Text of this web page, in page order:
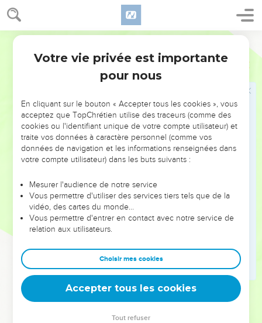
1 Chroniques 8
32 Et Mikloth engendra Siméa. Ils habitèrent aussi vis-à-vis de
leurs frères à Jérusalem, avec leurs frères.
Les descendants de Saül
Et Ner engendra Kis, et Kis engendra Saül, et Saül
Le fils de Jonathan fut Mérib-bahal ; et Mérib-bahal
engendra Mica.
Et les enfants de Mica furent, Pithon, Mélec, Taréah, et
Achaz.
Halemeth, Hasmaveth, et Zimri ; et Zimri engendra Motsa.
Et Motsa engendra Binha, qui eut pour fils Rapha, qui eut
pour fils Elhasa, qui eut pour fils Atsel.
38
Ismaël, Séharia, Hobadia, et Hanan ; tous ceux-là furent
enfants d'Atsel.
Et les enfants de Hesek son frère furent, Ulam son
premier-né, Jéhu le second, Eliphelet le troisième.
Et les enfants d'Ulam furent des hommes forts et vaillants,
Votre vie privée est importante
pour nous
En cliquant sur le bouton « Accepter tous les cookies », vous
acceptez que TopChrétien utilise des traceurs (comme des
cookies ou l'identifiant unique de votre compte utilisateur) et
traite vos données à caractère personnel (comme vos
données de navigation et les informations renseignées dans
votre compte utilisateur) dans les buts suivants :
Mesurer l'audience de notre service
Vous permettre d'utiliser des services tiers tels que de la
vidéo, des cartes du monde…
Vous permettre d'entrer en contact avec notre service de
relation aux utilisateurs.
Choisir mes cookies
Accepter tous les cookies
Tout refuser